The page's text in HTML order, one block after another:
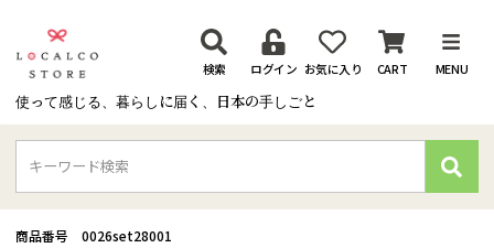
使って感じる、暮らしに届く、日本の手しごと
検索 ログイン お気に入り CART MENU
検
索
商品番号 0026set28001